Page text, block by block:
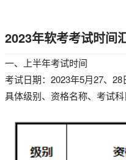
2023年软考考试时间
一、上半年考试时间
考试日期：2023年5月27、28
具体级别、资格名称、考试